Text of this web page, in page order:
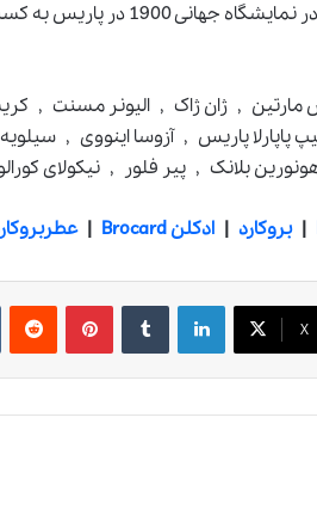
1900 در پاریس به کسب جایزه بزرگ نائل شد.
مارتین , ژان ژاک , الیونر مسنت ,
پاپارلا پاریس , آزوسا اینووی ,
بلانک , پیر فلور , نیکولای
|بروکارد | ادکلن Brocard |
X
لینکدین ‫تامبلر ‫پین‌ترست‫رددیت